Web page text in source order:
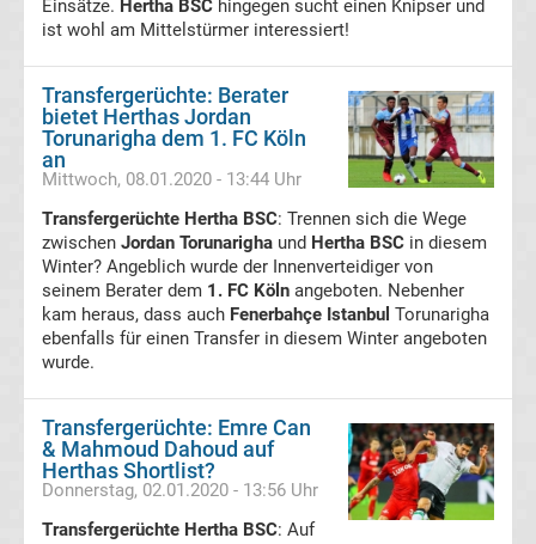
Transfergerüchte
Chemnitzer
FC
Transfergerüchte
Dynamo
Dresden
Transfergerüchte
Eintracht
Braunschweig
Einsätze. Hertha BSC hingegen sucht einen Knipser und
ist wohl am Mittelstürmer interessiert!
Transfergerüchte: Berater
bietet Herthas Jordan
Torunarigha dem 1. FC Köln
an
Mittwoch, 08.01.2020 - 13:44 Uhr
Transfergerüchte Hertha BSC: Trennen sich die Wege
zwischen Jordan Torunarigha und Hertha BSC in diesem
Winter? Angeblich wurde der Innenverteidiger von
seinem Berater dem 1. FC Köln angeboten. Nebenher
kam heraus, dass auch Fenerbahçe Istanbul Torunarigha
ebenfalls für einen Transfer in diesem Winter angeboten
wurde.
Transfergerüchte: Emre Can
& Mahmoud Dahoud auf
Herthas Shortlist?
Donnerstag, 02.01.2020 - 13:56 Uhr
Transfergerüchte Hertha BSC: Auf